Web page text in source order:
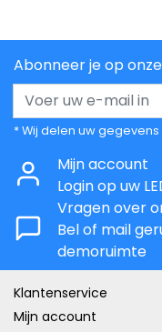
Abonneer je op
* Wij delen uw
Mijn account
Login op uw
Vragen over
Bel of mail
demoruimte
Klantenservice
Mijn account